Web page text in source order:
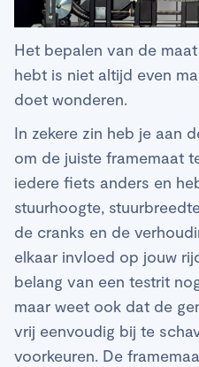
Het bepalen van de
hebt is niet altijd even
doet wonderen.
In zekere zin heb je aan
om de juiste framemaat
iedere fiets anders en
stuurhoogte,
de cranks en de
elkaar invloed op jouw
belang van een testrit
maar weet ook dat de
vrij eenvoudig bij te
voorkeuren. De